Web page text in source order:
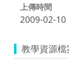
上傳時間
2009-02-10
教學資源